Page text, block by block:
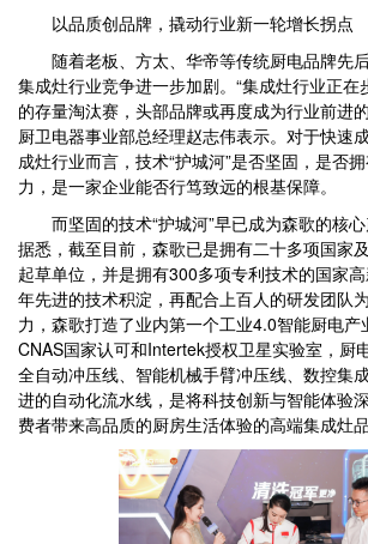
以品质创品牌，撬动行业新一轮增长拐点
随着老板、方太、华帝等传统厨电品牌先后
集成灶行业竞争进一步加剧。“集成灶行业正在
的存量淘汰赛，头部品牌或再度成为行业前进
厨卫电器事业部总经理赵志伟表示。对于快速
成灶行业而言，技术“护城河”是否坚固，是否
力，是一家企业能否行笃致远的根基保障。
而坚固的技术“护城河”早已成为森歌的核心
据悉，截至目前，森歌已是拥有二十多项国家
起草单位，并是拥有300多项专利技术的国家
年先进的技术积淀，再配合上百人的研发团队
力，森歌打造了业内第一个工业4.0智能厨电产
CNAS国家认可和Intertek授权卫星实验室，厨
全自动冲压线、智能机械手臂冲压线、数控集
进的自动化流水线，是将科技创新与智能体验
费者带来高品质的厨房生活体验的高端集成灶品